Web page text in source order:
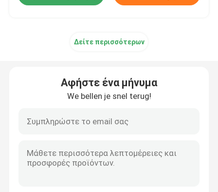
Υποθέσεις
Επεκταθε'ν πλέγμα καλωδίων μετάλλων
Δείτε περισσότερων
Αφήστε ένα μήνυμα
We bellen je snel terug!